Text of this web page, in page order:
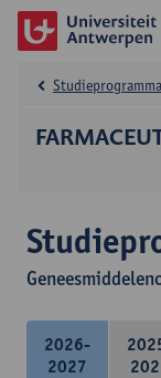
Studieprogramma
2026-
2027